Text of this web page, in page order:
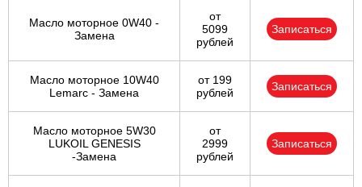
Масло моторное 0W40 -
Замена
от
5099
рублей
Записаться
Масло моторное 10W40
Lemarc - Замена
от 199
рублей
Записаться
Масло моторное 5W30
LUKOIL GENESIS
-Замена
от
2999
рублей
Записаться